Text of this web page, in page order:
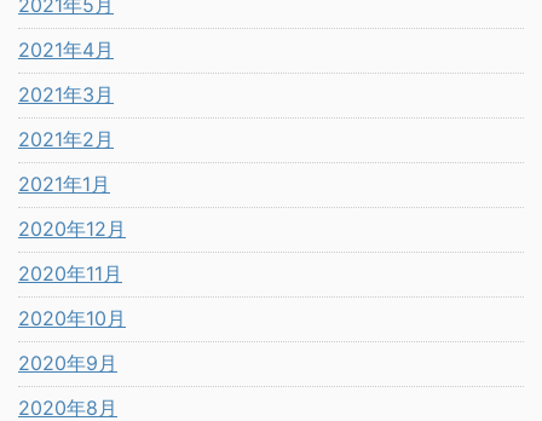
2021年4月
2021年3月
2021年2月
2021年1月
2020年12月
2020年11月
2020年10月
2020年9月
2020年8月